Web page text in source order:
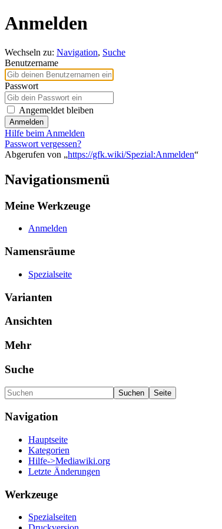
Anmelden
Wechseln zu: Navigation, Suche
Benutzername
Passwort
Angemeldet bleiben
Anmelden
Hilfe beim Anmelden
Passwort vergessen?
Abgerufen von „https://gfk.wiki/Spezial:Anmelden“
Navigationsmenü
Meine Werkzeuge
Anmelden
Namensräume
Spezialseite
Varianten
Ansichten
Mehr
Suche
Navigation
Hauptseite
Kategorien
Hilfe->Mediawiki.org
Letzte Änderungen
Werkzeuge
Spezialseiten